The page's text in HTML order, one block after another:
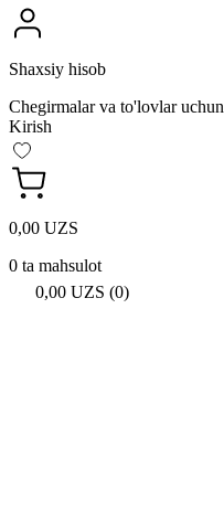
Shaxsiy hisob
Chegirmalar va to'lovlar uchun
Kirish
0,00 UZS
0 ta mahsulot
0,00 UZS (0)